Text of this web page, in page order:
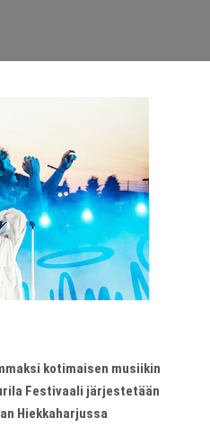
kotimaisen musiikin
Festivaali järjestetään
Hiekkaharjussa